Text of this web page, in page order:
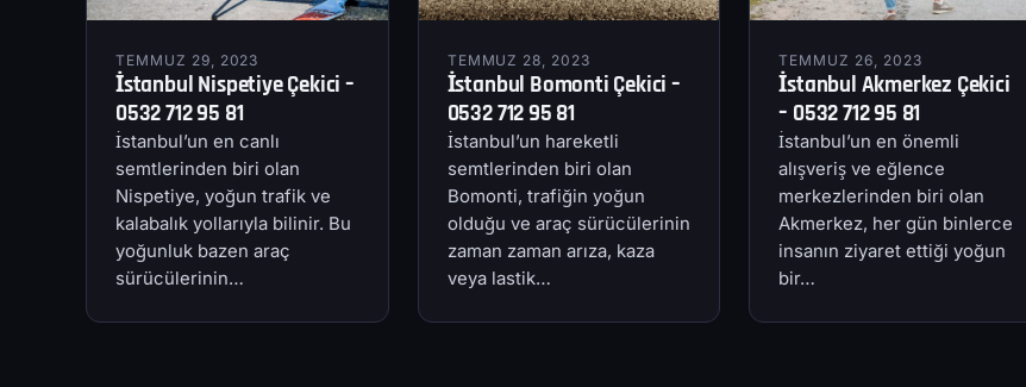
TEMMUZ 29, 2023
İstanbul Nispetiye Çekici –
0532 712 95 81
İstanbul’un en canlı
semtlerinden biri olan
Nispetiye, yoğun trafik ve
kalabalık yollarıyla bilinir. Bu
yoğunluk bazen araç
sürücülerinin…
TEMMUZ 28, 2023
İstanbul Bomonti Çekici –
0532 712 95 81
İstanbul’un hareketli
semtlerinden biri olan
Bomonti, trafiğin yoğun
olduğu ve araç sürücülerinin
zaman zaman arıza, kaza
veya lastik…
TEMMUZ 26, 2023
İstanbul Akmerkez Çekici
– 0532 712 95 81
İstanbul’un en önemli
alışveriş ve eğlence
merkezlerinden biri olan
Akmerkez, her gün binlerce
insanın ziyaret ettiği yoğun
bir…